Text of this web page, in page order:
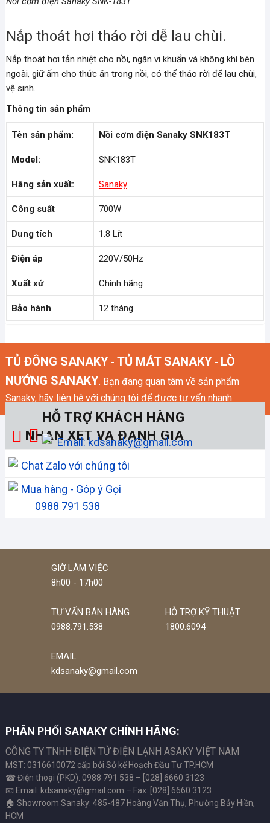
Nắp thoát hơi tháo rời dễ lau chùi.
Nắp thoát hơi tản nhiệt cho nồi, ngăn vi khuẩn và không khí bên
ngoài, giữ ấm cho thức ăn trong nồi, có thể tháo rời để lau chùi,
vệ sinh.
Thông tin sản phẩm
Tên sản phẩm: Nồi cơm điện Sanaky SNK183T
Model: SNK183T
Hãng sản xuất: Sanaky
Công suất 700W
Dung tích 1.8 Lít
Điện áp 220V/50Hz
Xuất xứ Chính hãng
Bảo hành 12 tháng
TỦ ĐÔNG SANAKY - TỦ MÁT SANAKY - LÒ
NƯỚNG SANAKY. Bạn đang quan tâm về sản phẩm
Sanaky, hãy liên hệ với chúng tôi để được tư vấn nhanh.
NHẬN XÉT VÀ ĐÁNH GIÁ
HỖ TRỢ KHÁCH HÀNG
Email: kdsanaky@gmail.com
Chat Zalo với chúng tôi
Mua hàng - Góp ý Gọi
0988 791 538
GIỜ LÀM VIỆC
8h00 - 17h00
TƯ VẤN BÁN HÀNG
0988.791.538
HỖ TRỢ KỸ THUẬT
1800.6094
EMAIL
kdsanaky@gmail.com
PHÂN PHỐI SANAKY CHÍNH HÃNG:
CÔNG TY TNHH ĐIỆN TỬ ĐIỆN LẠNH ASAKY VIỆT NAM
MST: 0316610072 cấp bởi Sở kế Hoạch Đầu Tư TP.HCM
☎ Điện thoại (PKD): 0988 791 538 – [028] 6660 3123
📧 Email: kdsanaky@gmail.com – Fax: [028] 6660 3123
🏠 Showroom Sanaky: 485-487 Hoàng Văn Thụ, Phường Bảy Hiền,
HCM